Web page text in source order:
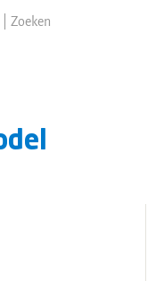
Zoeken